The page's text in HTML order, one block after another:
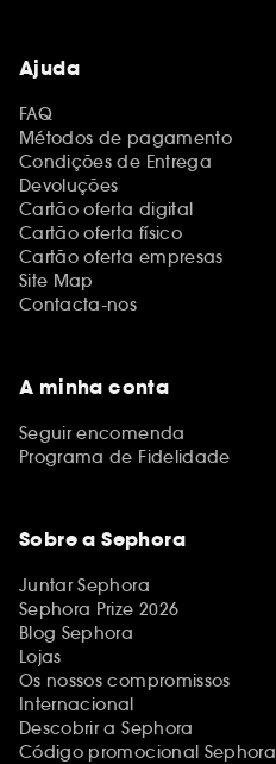
Ajuda
FAQ
Métodos de pagamento
Condições de Entrega
Devoluções
Cartão oferta digital
Cartão oferta físico
Cartão oferta empresas
Site Map
Contacta-nos
A minha conta
Seguir encomenda
Programa de Fidelidade
Sobre a Sephora
Juntar Sephora
Sephora Prize 2026
Blog Sephora
Lojas
Os nossos compromissos
Internacional
Descobrir a Sephora
Código promocional Sephora